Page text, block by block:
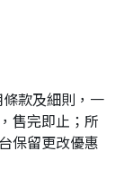
款及細則，一
售完即止；所
保留更改優惠